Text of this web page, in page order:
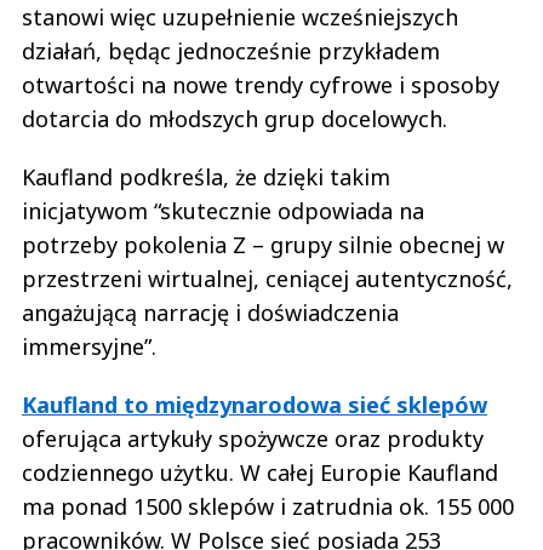
stanowi więc uzupełnienie wcześniejszych
działań, będąc jednocześnie przykładem
otwartości na nowe trendy cyfrowe i sposoby
dotarcia do młodszych grup docelowych.
Kaufland podkreśla, że dzięki takim
inicjatywom “skutecznie odpowiada na
potrzeby pokolenia Z – grupy silnie obecnej w
przestrzeni wirtualnej, ceniącej autentyczność,
angażującą narrację i doświadczenia
immersyjne”.
Kaufland to międzynarodowa sieć sklepów
oferująca artykuły spożywcze oraz produkty
codziennego użytku. W całej Europie Kaufland
ma ponad 1500 sklepów i zatrudnia ok. 155 000
pracowników. W Polsce sieć posiada 253